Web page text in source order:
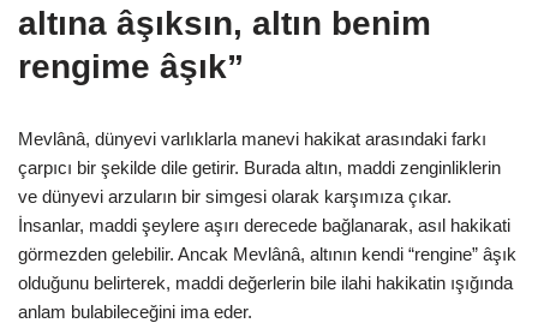
altına âşıksın, altın benim
rengime âşık”
Mevlânâ, dünyevi varlıklarla manevi hakikat arasındaki farkı
çarpıcı bir şekilde dile getirir. Burada altın, maddi zenginliklerin
ve dünyevi arzuların bir simgesi olarak karşımıza çıkar.
İnsanlar, maddi şeylere aşırı derecede bağlanarak, asıl hakikati
görmezden gelebilir. Ancak Mevlânâ, altının kendi “rengine” âşık
olduğunu belirterek, maddi değerlerin bile ilahi hakikatin ışığında
anlam bulabileceğini ima eder.